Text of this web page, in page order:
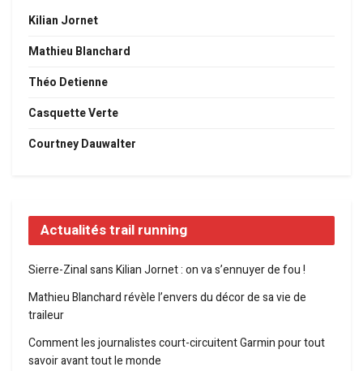
Kilian Jornet
Mathieu Blanchard
Théo Detienne
Casquette Verte
Courtney Dauwalter
Actualités trail running
Sierre-Zinal sans Kilian Jornet : on va s’ennuyer de fou !
Mathieu Blanchard révèle l’envers du décor de sa vie de
traileur
Comment les journalistes court-circuitent Garmin pour tout
savoir avant tout le monde